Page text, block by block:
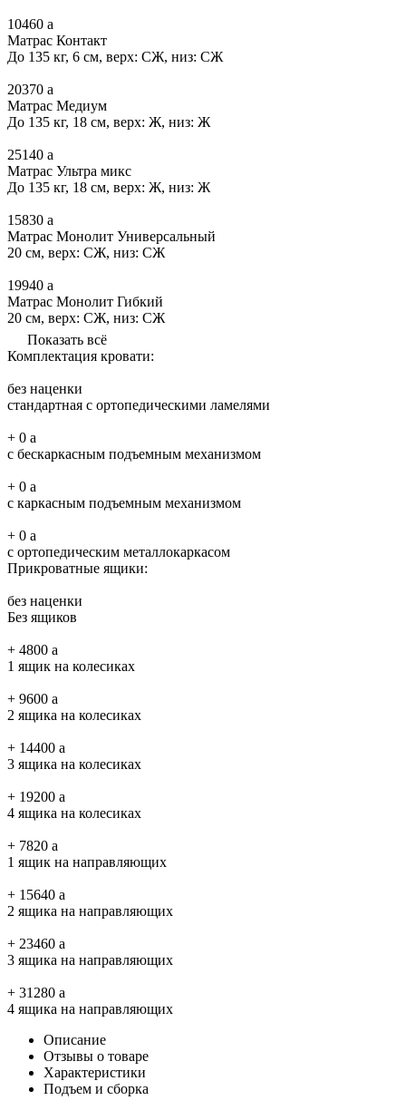
10460 a
Матрас Контакт
До 135 кг, 6 см, верх: СЖ, низ: СЖ
20370 a
Матрас Медиум
До 135 кг, 18 см, верх: Ж, низ: Ж
25140 a
Матрас Ультра микс
До 135 кг, 18 см, верх: Ж, низ: Ж
15830 a
Матрас Монолит Универсальный
20 см, верх: СЖ, низ: СЖ
19940 a
Матрас Монолит Гибкий
20 см, верх: СЖ, низ: СЖ
Показать всё
Комплектация кровати:
без наценки
стандартная с ортопедическими ламелями
+ 0 a
с бескаркасным подъемным механизмом
+ 0 a
с каркасным подъемным механизмом
+ 0 a
с ортопедическим металлокаркасом
Прикроватные ящики:
без наценки
Без ящиков
+ 4800 a
1 ящик на колесиках
+ 9600 a
2 ящика на колесиках
+ 14400 a
3 ящика на колесиках
+ 19200 a
4 ящика на колесиках
+ 7820 a
1 ящик на направляющих
+ 15640 a
2 ящика на направляющих
+ 23460 a
3 ящика на направляющих
+ 31280 a
4 ящика на направляющих
Описание
Отзывы о товаре
Характеристики
Подъем и сборка